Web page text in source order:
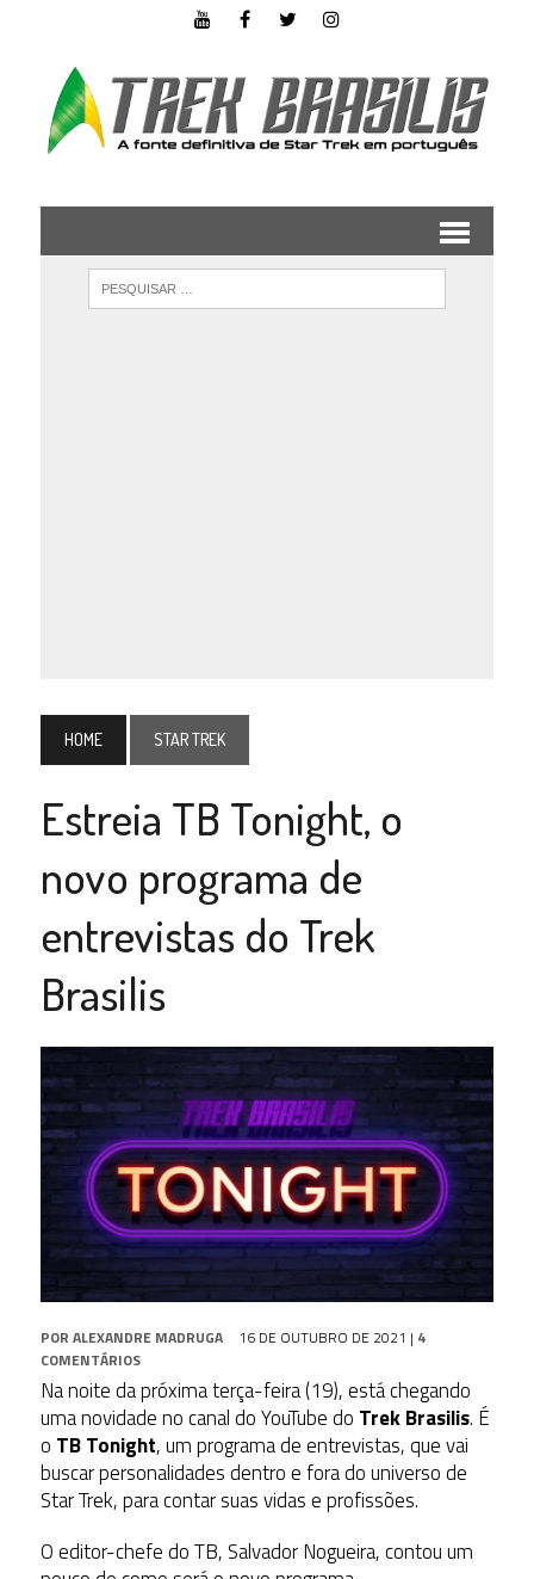
HOME STAR TREK
Estreia TB Tonight, o
novo programa de
entrevistas do Trek
Brasilis
POR ALEXANDRE MADRUGA 16 DE OUTUBRO DE 2021 | 4
COMENTÁRIOS
Na noite da próxima terça-feira (19), está chegando
uma novidade no canal do YouTube do Trek Brasilis. É
o TB Tonight, um programa de entrevistas, que vai
buscar personalidades dentro e fora do universo de
Star Trek, para contar suas vidas e profissões.
O editor-chefe do TB, Salvador Nogueira, contou um